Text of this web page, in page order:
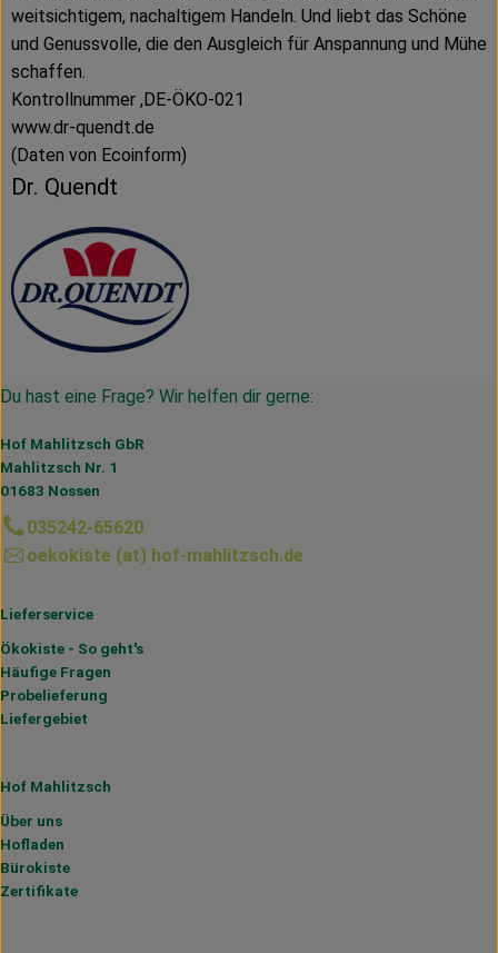
weitsichtigem, nachaltigem Handeln. Und liebt das Schöne
und Genussvolle, die den Ausgleich für Anspannung und Mühe
schaffen.
Kontrollnummer ,DE-ÖKO-021
www.dr-quendt.de
(Daten von Ecoinform)
Dr. Quendt
Du hast eine Frage? Wir helfen dir gerne:
Hof Mahlitzsch GbR
Mahlitzsch Nr. 1
01683 Nossen
035242-65620
oekokiste (at) hof-mahlitzsch.de
Lieferservice
Ökokiste - So geht's
Häufige Fragen
Probelieferung
Liefergebiet
Hof Mahlitzsch
Über uns
Hofladen
Bürokiste
Zertifikate